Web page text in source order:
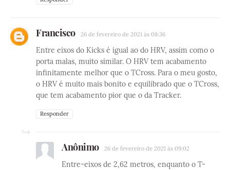
Francisco 26 de fevereiro de 2021 às 08:36
Entre eixos do Kicks é igual ao do HRV, assim como o
porta malas, muito similar. O HRV tem acabamento
infinitamente melhor que o TCross. Para o meu gosto,
o HRV é muito mais bonito e equilibrado que o TCross,
que tem acabamento pior que o da Tracker.
Responder
Anônimo 26 de fevereiro de 2021 às 09:02
Entre-eixos de 2,62 metros, enquanto o T-